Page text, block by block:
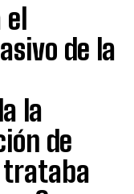
de la
la
de
trataba